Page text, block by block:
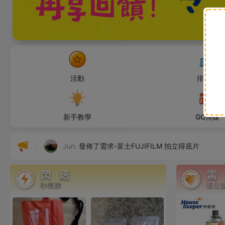
活動 排行榜
新手教學 GC傳媒
🫐無遮
鹹蛋蛋 發表了說說
Jun. 發佈了需求-富士FUJIFILM 拍立得底片
杜華神父社會福利基金會 感謝了Jommy的需求贈
uujie 發佈了禮物-台灣特色馬克杯
秒獲贈 送公